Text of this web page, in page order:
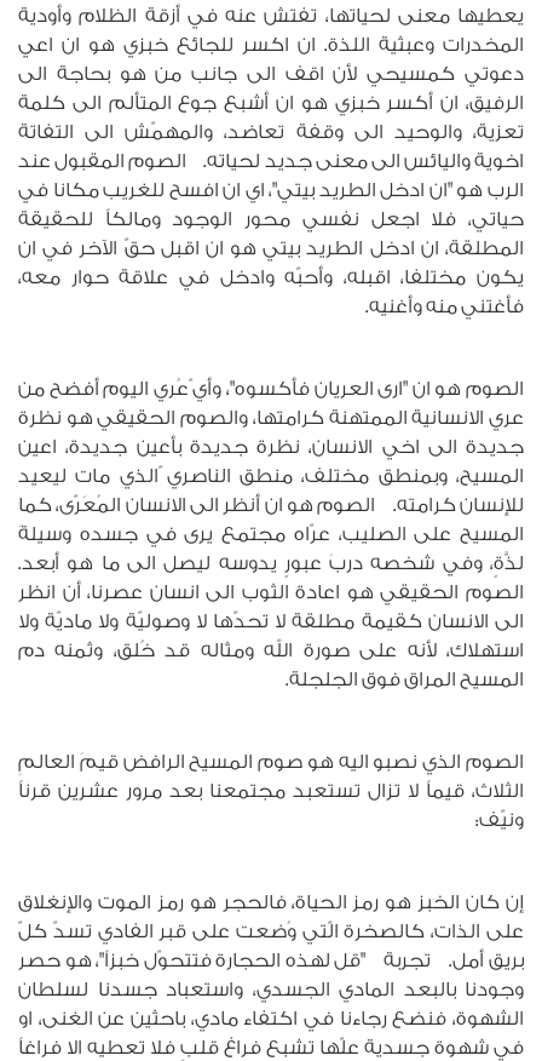
يعطيها معنى لحياتها، تفتش عنه في أزقة الظلام وأودية
المخدرات وعبثية اللذة. ان اكسر للجائع خبزي هو ان اعي
دعوتي كمسيحي لأن اقف الى جانب من هو بحاجة الى
الرفيق، ان أكسر خبزي هو ان أشبع جوع المتألم الى كلمة
تعزية، والوحيد الى وقفة تعاضد، والمهمّش الى التفاتة
اخوية واليائس الى معنى جديد لحياته. الصوم المقبول عند
الرب هو "ان ادخل الطريد بيتي"، اي ان افسح للغريب مكانا في
حياتي، فلا اجعل نفسي محور الوجود ومالكاً للحقيقة
المطلقة، ان ادخل الطريد بيتي هو ان اقبل حقّ الآخر في ان
يكون مختلفا، اقبله، وأحبّه وادخل في علاقة حوار معه،
فأغتني منه وأغنيه.
الصوم هو ان "ارى العريان فأكسوه"، وأي ّعُري اليوم أفضح من
عري الانسانية الممتهنة كرامتها، والصوم الحقيقي هو نظرة
جديدة الى اخي الانسان، نظرة جديدة بأعين جديدة، اعين
المسيح، وبمنطق مختلف، منطق الناصري ّالذي مات ليعيد
للإنسان كرامته. الصوم هو ان أنظر الى الانسان المُعَرّى، كما
المسيح على الصليب، عرّاه مجتمع يرى في جسده وسيلةَ
لذَّةٍ، وفي شخصه دربَ عبورٍ يدوسه ليصل الى ما هو أبعد.
الصوم الحقيقي هو اعادة الثوب الى انسان عصرنا، أن انظر
الى الانسان كقيمة مطلقة لا تحدّها لا وصوليّة ولا ماديّة ولا
استهلاك، لأنه على صورة الله ومثاله قد خُلق، وثمنه دم
المسيح المراق فوق الجلجلة.
الصوم الذي نصبو اليه هو صوم المسيح الرافض قيمَ العالمِ
الثلاث، قيماً لا تزال تستعبد مجتمعنا بعد مرور عشرين قرناً
ونيّف:
إن كان الخبز هو رمز الحياة، فالحجر هو رمز الموت والإنغلاق
على الذات، كالصخرة الّتي وُضعت على قبر الفادي تسدّ كلّ
بريق أمل. تجربة "قل لهذه الحجارة فتتحوّل خبزاً"، هو حصر
وجودنا بالبعد المادي الجسدي، واستعباد جسدنا لسلطان
الشهوة، فنضع رجاءنا في اكتفاء مادي، باحثين عن الغنى، او
في شهوة جسدية علّها تشبع فراغ قلبٍ فلا تعطيه الا فراغاً